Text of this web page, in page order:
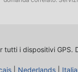
tutti i dispositivi GPS.
Nederlands